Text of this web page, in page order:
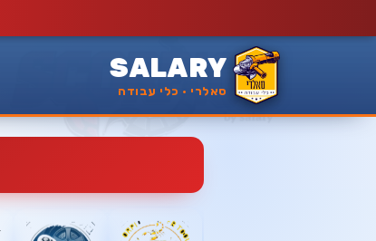
SALARY
סאלרי · כלי עבודה